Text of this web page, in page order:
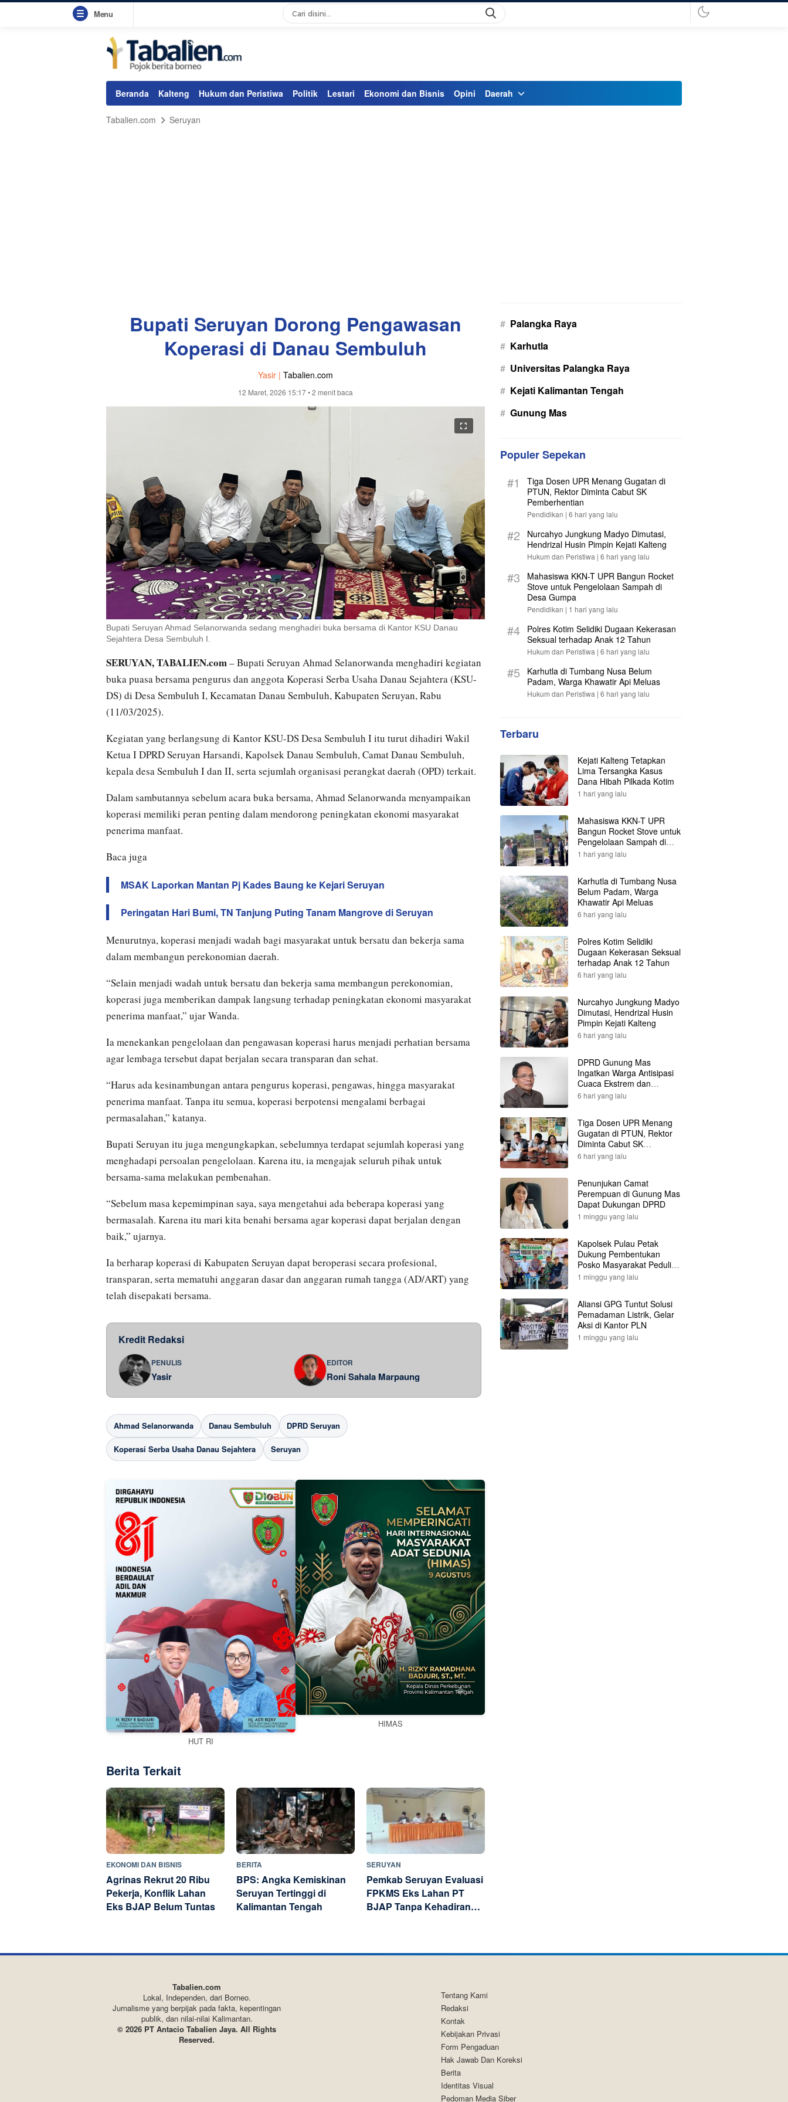
Menu
Beranda Kalteng Hukum dan Peristiwa Politik Lestari Ekonomi dan Bisnis Opini Daerah
Tabalien.com Seruyan
Bupati Seruyan Dorong Pengawasan
Koperasi di Danau Sembuluh
Yasir | Tabalien.com
12 Maret, 2026 15:17• 2 menit baca
Bupati Seruyan Ahmad Selanorwanda sedang menghadiri buka bersama di Kantor KSU Danau
Sejahtera Desa Sembuluh I.
SERUYAN, TABALIEN.com– Bupati Seruyan Ahmad Selanorwanda menghadiri kegiatan
buka puasa bersama pengurus dan anggota Koperasi Serba Usaha Danau Sejahtera (KSU-
DS) di Desa Sembuluh I, Kecamatan Danau Sembuluh, Kabupaten Seruyan, Rabu
(11/03/2025).
Kegiatan yang berlangsung di Kantor KSU-DS Desa Sembuluh I itu turut dihadiri Wakil
Ketua I DPRD Seruyan Harsandi, Kapolsek Danau Sembuluh, Camat Danau Sembuluh,
kepala desa Sembuluh I dan II, serta sejumlah organisasi perangkat daerah (OPD) terkait.
Dalam sambutannya sebelum acara buka bersama, Ahmad Selanorwanda menyampaikan
koperasi memiliki peran penting dalam mendorong peningkatan ekonomi masyarakat
penerima manfaat.
Baca juga
MSAK Laporkan Mantan Pj Kades Baung ke Kejari Seruyan
Peringatan Hari Bumi, TN Tanjung Puting Tanam Mangrove di Seruyan
Menurutnya, koperasi menjadi wadah bagi masyarakat untuk bersatu dan bekerja sama
dalam membangun perekonomian daerah.
“Selain menjadi wadah untuk bersatu dan bekerja sama membangun perekonomian,
koperasi juga memberikan dampak langsung terhadap peningkatan ekonomi masyarakat
penerima manfaat,” ujar Wanda.
Ia menekankan pengelolaan dan pengawasan koperasi harus menjadi perhatian bersama
agar lembaga tersebut dapat berjalan secara transparan dan sehat.
“Harus ada kesinambungan antara pengurus koperasi, pengawas, hingga masyarakat
penerima manfaat. Tanpa itu semua, koperasi berpotensi mengalami berbagai
permasalahan,” katanya.
Bupati Seruyan itu juga mengungkapkan, sebelumnya terdapat sejumlah koperasi yang
menghadapi persoalan pengelolaan. Karena itu, ia mengajak seluruh pihak untuk
bersama-sama melakukan pembenahan.
“Sebelum masa kepemimpinan saya, saya mengetahui ada beberapa koperasi yang
bermasalah. Karena itu mari kita benahi bersama agar koperasi dapat berjalan dengan
baik,” ujarnya.
Ia berharap koperasi di Kabupaten Seruyan dapat beroperasi secara profesional,
transparan, serta mematuhi anggaran dasar dan anggaran rumah tangga (AD/ART) yang
telah disepakati bersama.
Kredit Redaksi
PENULIS
Yasir
EDITOR
Roni Sahala Marpaung
Ahmad Selanorwanda Danau Sembuluh DPRD Seruyan
Koperasi Serba Usaha Danau Sejahtera Seruyan
HUT RI
HIMAS
Berita Terkait
EKONOMI DAN BISNIS
Agrinas Rekrut 20 Ribu
Pekerja, Konflik Lahan
Eks BJAP Belum Tuntas
BERITA
BPS: Angka Kemiskinan
Seruyan Tertinggi di
Kalimantan Tengah
SERUYAN
Pemkab Seruyan Evaluasi
FPKMS Eks Lahan PT
BJAP Tanpa Kehadiran
# Palangka Raya
# Karhutla
# Universitas Palangka Raya
# Kejati Kalimantan Tengah
# Gunung Mas
Populer Sepekan
#1
Tiga Dosen UPR Menang Gugatan di
PTUN, Rektor Diminta Cabut SK
Pemberhentian
Pendidikan | 6 hari yang lalu
#2
Nurcahyo Jungkung Madyo Dimutasi,
Hendrizal Husin Pimpin Kejati Kalteng
Hukum dan Peristiwa | 6 hari yang lalu
#3
Mahasiswa KKN-T UPR Bangun Rocket
Stove untuk Pengelolaan Sampah di
Desa Gumpa
Pendidikan | 1 hari yang lalu
#4
Polres Kotim Selidiki Dugaan Kekerasan
Seksual terhadap Anak 12 Tahun
Hukum dan Peristiwa | 6 hari yang lalu
#5
Karhutla di Tumbang Nusa Belum
Padam, Warga Khawatir Api Meluas
Hukum dan Peristiwa | 6 hari yang lalu
Terbaru
Kejati Kalteng Tetapkan
Lima Tersangka Kasus
Dana Hibah Pilkada Kotim
1 hari yang lalu
Mahasiswa KKN-T UPR
Bangun Rocket Stove untuk
Pengelolaan Sampah di
Desa Gumpa
1 hari yang lalu
Karhutla di Tumbang Nusa
Belum Padam, Warga
Khawatir Api Meluas
6 hari yang lalu
Polres Kotim Selidiki
Dugaan Kekerasan Seksual
terhadap Anak 12 Tahun
6 hari yang lalu
Nurcahyo Jungkung Madyo
Dimutasi, Hendrizal Husin
Pimpin Kejati Kalteng
6 hari yang lalu
DPRD Gunung Mas
Ingatkan Warga Antisipasi
Cuaca Ekstrem dan
Karhutla
6 hari yang lalu
Tiga Dosen UPR Menang
Gugatan di PTUN, Rektor
Diminta Cabut SK
Pemberhentian
6 hari yang lalu
Penunjukan Camat
Perempuan di Gunung Mas
Dapat Dukungan DPRD
1 minggu yang lalu
Kapolsek Pulau Petak
Dukung Pembentukan
Posko Masyarakat Peduli
Api
1 minggu yang lalu
Aliansi GPG Tuntut Solusi
Pemadaman Listrik, Gelar
Aksi di Kantor PLN
1 minggu yang lalu
Tabalien.com
Lokal, Independen, dari Borneo.
Jurnalisme yang berpijak pada fakta, kepentingan
publik, dan nilai-nilai Kalimantan.
© 2026 PT Antacio Tabalien Jaya. All Rights
Reserved.
Tentang Kami
Redaksi
Kontak
Kebijakan Privasi
Form Pengaduan
Hak Jawab Dan Koreksi
Berita
Identitas Visual
Pedoman Media Siber